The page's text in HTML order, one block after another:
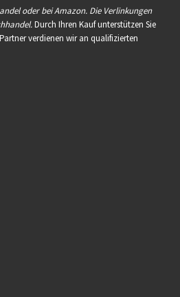
oder bei Amazon. Die Verlinkungen
Durch Ihren Kauf unterstützen Sie
verdienen wir an qualifizierten